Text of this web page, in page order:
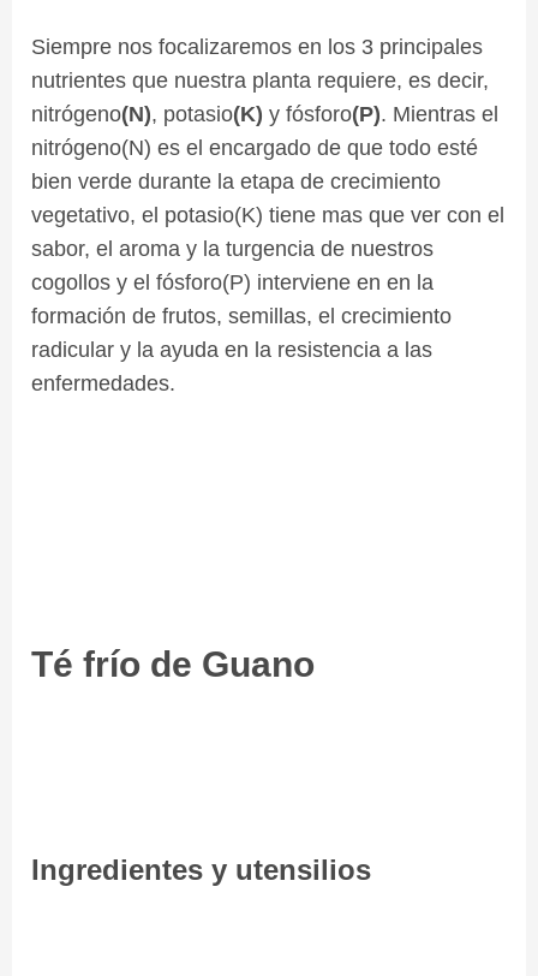
Siempre nos focalizaremos en los 3 principales
nutrientes que nuestra planta requiere, es decir,
nitrógeno(N), potasio(K) y fósforo(P). Mientras el
nitrógeno(N) es el encargado de que todo esté
bien verde durante la etapa de crecimiento
vegetativo, el potasio(K) tiene mas que ver con el
sabor, el aroma y la turgencia de nuestros
cogollos y el fósforo(P) interviene en en la
formación de frutos, semillas, el crecimiento
radicular y la ayuda en la resistencia a las
enfermedades.
Té frío de Guano
Ingredientes y utensilios